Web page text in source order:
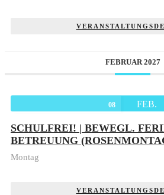
FEBRUAR 2027
08 FEB.
SCHULFREI! | BEWEGL.
BETREUUNG
Montag